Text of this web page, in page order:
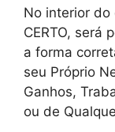
No interior do
CERTO, será
a forma
seu Próprio
Ganhos,
ou de